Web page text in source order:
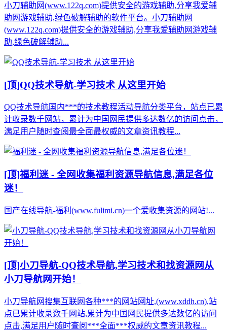
小刀辅助网(www.122q.com)提供安全的游戏辅助,分享我爱辅
助网游戏辅助,绿色破解辅助的软件平台。小刀辅助网
(www.122q.com)提供安全的游戏辅助,分享我爱辅助网游戏辅
助,绿色破解辅助...
[顶]QQ技术导航-学习技术 从这里开始
QQ技术导航国内***的技术教程活动导航分类平台，站点已累
计收录数千网站，累计为中国网民提供多达数亿的访问点击，
满足用户随时查阅最全面最权威的文章资讯教程...
[顶]福利迷 - 全网收集福利资源导航信息,满足各位
迷！
国产在线导航-福利(www.fulimi.cn)一个爱收集资源的网站!...
[顶]小刀导航-QQ技术导航,学习技术和找资源网从
小刀导航网开始！
小刀导航网搜集互联网各种***的网站网址,(www.xddh.cn),站
点已累计收录数千网站,累计为中国网民提供多达数亿的访问
点击,满足用户随时查阅***全面***权威的文章资讯教程...